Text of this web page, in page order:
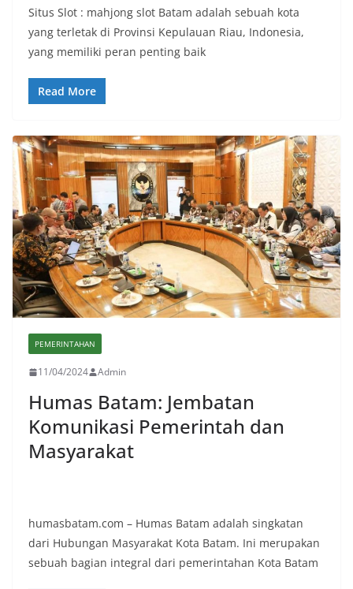
Situs Slot : mahjong slot Batam adalah sebuah kota
yang terletak di Provinsi Kepulauan Riau, Indonesia,
yang memiliki peran penting baik
Read More
PEMERINTAHAN
11/04/2024 Admin
Humas Batam: Jembatan
Komunikasi Pemerintah dan
Masyarakat
humasbatam.com – Humas Batam adalah singkatan
dari Hubungan Masyarakat Kota Batam. Ini merupakan
sebuah bagian integral dari pemerintahan Kota Batam